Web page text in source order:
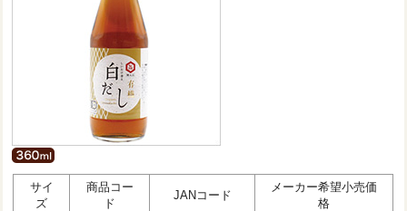
サイ
ズ
商品コー
ド
JANコード
メーカー希望小売価
格